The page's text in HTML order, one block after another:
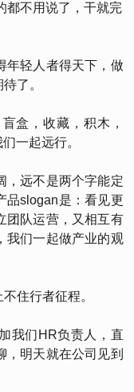
都不用说了，干就完
年轻人者得天下，做
了。
盒，收藏，积木，
一起远行。
，远不是两个字能定
品slogan是：看见更
团队运营，又相互有
我们一起做产业的观
住行者征程。
我们HR负责人，直
，明天就在公司见到